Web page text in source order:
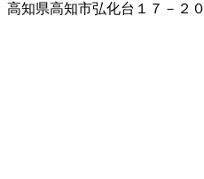
高知県高知市弘化台１７－２０